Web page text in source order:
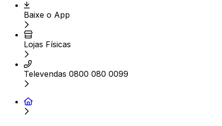
Baixe o App
Lojas Físicas
Televendas 0800 080 0099